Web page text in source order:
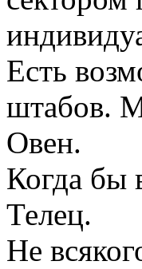
Есть
штабов.
Овен.
Когда бы
Телец.
Не